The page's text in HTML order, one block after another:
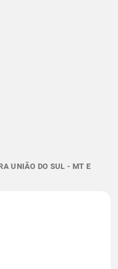
UNIÃO DO SUL - MT E